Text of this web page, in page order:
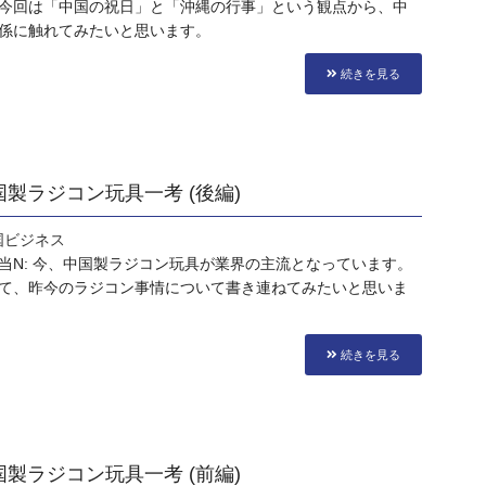
回は「中国の祝日」と「沖縄の行事」という観点から、中
に触れてみたいと思います。
続きを見る
製ラジコン玩具一考 (後編)
ビジネス
N: 今、中国製ラジコン玩具が業界の主流となっています。
、昨今のラジコン事情について書き連ねてみたいと思いま
続きを見る
製ラジコン玩具一考 (前編)